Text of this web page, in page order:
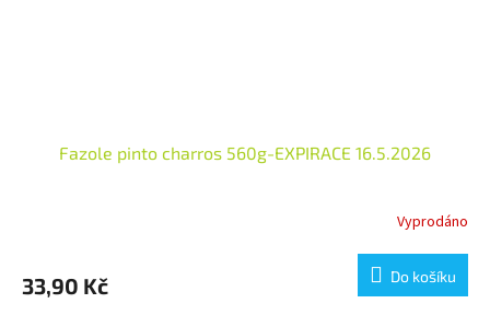
Fazole pinto charros 560g-EXPIRACE 16.5.2026
Vyprodáno
33,90 Kč Do košíku